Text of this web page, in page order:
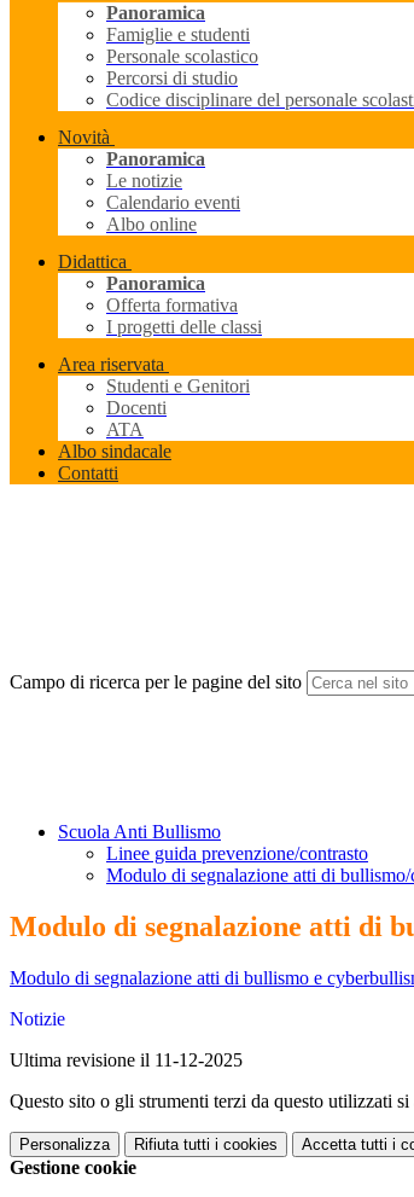
Panoramica
Famiglie e studenti
Personale scolastico
Percorsi di studio
Codice disciplinare del personale
Novità
Panoramica
Le notizie
Calendario eventi
Albo online
Didattica
Panoramica
Offerta formativa
I progetti delle classi
Area riservata
Studenti e Genitori
Docenti
ATA
Albo sindacale
Contatti
Campo di ricerca per le pagine del sito
Scuola Anti Bullismo
Linee guida prevenzione/contrasto
Modulo di segnalazione atti di
Modulo di segnalazione atti di
Modulo di segnalazione atti di bullismo e
Notizie
Ultima revisione il 11-12-2025
Questo sito o gli strumenti terzi da questo utilizzati
Personalizza Rifiuta tutti i cookies Accetta tutti i
Gestione cookie